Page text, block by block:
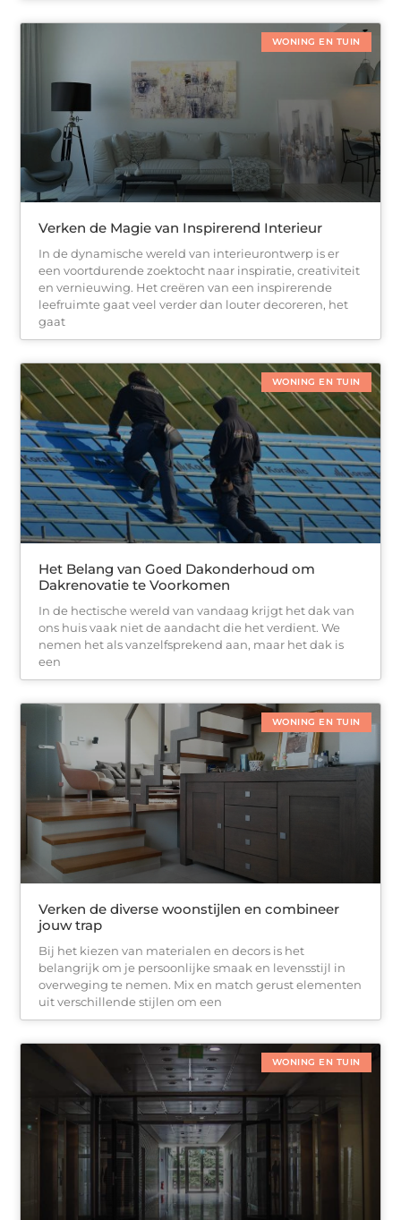
WONING EN TUIN
Verken de Magie van Inspirerend Interieur
In de dynamische wereld van interieurontwerp is er
een voortdurende zoektocht naar inspiratie, creativiteit
en vernieuwing. Het creëren van een inspirerende
leefruimte gaat veel verder dan louter decoreren, het
gaat
WONING EN TUIN
Het Belang van Goed Dakonderhoud om
Dakrenovatie te Voorkomen
In de hectische wereld van vandaag krijgt het dak van
ons huis vaak niet de aandacht die het verdient. We
nemen het als vanzelfsprekend aan, maar het dak is
een
WONING EN TUIN
Verken de diverse woonstijlen en combineer
jouw trap
Bij het kiezen van materialen en decors is het
belangrijk om je persoonlijke smaak en levensstijl in
overweging te nemen. Mix en match gerust elementen
uit verschillende stijlen om een
WONING EN TUIN